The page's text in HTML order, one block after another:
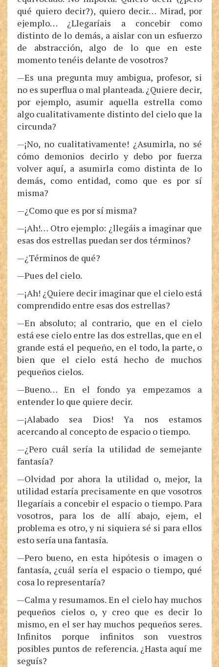
qué quiero decir?), quiero decir… Mirad, por
ejemplo… ¿Llegaríais a concebir como
distinto de lo demás, a aislar con un esfuerzo
de abstracción, algo de lo que en este
momento tenéis delante de vosotros?
—Es una pregunta muy ambigua, profesor, si
no es superflua o mal planteada. ¿Quiere decir,
por ejemplo, asumir aquella estrella como
algo cualitativamente distinto del cielo que la
circunda?
—¡No, no cualitativamente! ¿Asumirla, no sé
cómo demonios decirlo y debo por fuerza
volver aquí, a asumirla como distinta de lo
demás, como entidad, como que es por sí
misma?
—¿Como que es por sí misma?
—¡Ah!… Otro ejemplo: ¿llegáis a imaginar que
esas dos estrellas puedan ser dos términos?
—¿Términos de qué?
—Pues del cielo.
—¡Ah! ¿Quiere decir imaginar que el cielo está
comprendido entre esas dos estrellas?
—En absoluto; al contrario, que en el cielo
está ese cielo entre las dos estrellas, que en el
grande está el pequeño, en el todo, la parte, o
bien que el cielo está hecho de muchos
pequeños cielos.
—Bueno… En el fondo ya empezamos a
entender lo que quiere decir.
—¡Alabado sea Dios! Ya nos estamos
acercando al concepto de espacio o tiempo.
—¿Pero cuál sería la utilidad de semejante
fantasía?
—Olvidad por ahora la utilidad o, mejor, la
utilidad estaría precisamente en que vosotros
llegaríais a concebir el espacio o tiempo. Para
vosotros, para los de allí abajo, ejem, el
problema es otro, y ni siquiera sé si para ellos
esto sería una fantasía.
—Pero bueno, en esta hipótesis o imagen o
fantasía, ¿cuál sería el espacio o tiempo, qué
cosa lo representaría?
—Calma y resumamos. En el cielo hay muchos
pequeños cielos o, y creo que es decir lo
mismo, en el ser hay muchos pequeños seres.
Infinitos porque infinitos son vuestros
posibles puntos de referencia. ¿Hasta aquí me
seguís?